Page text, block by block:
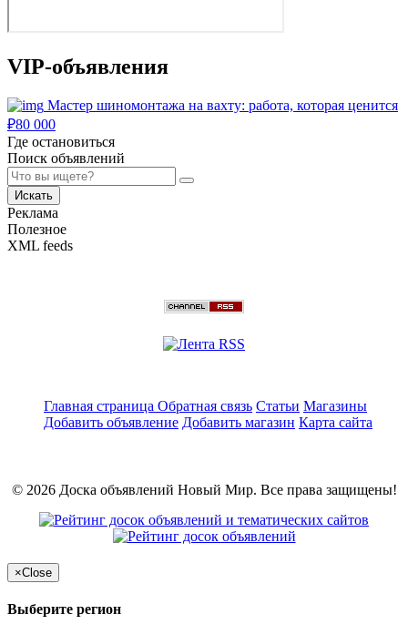
VIP-объявления
Мастер шиномонтажа на вахту: работа, которая ценится
₽80 000
Где остановиться
Поиск объявлений
Искать
Реклама
Полезное
XML feeds
Главная страница Обратная связь Статьи Магазины
Добавить объявление Добавить магазин Карта сайта
© 2026 Доска объявлений Новый Мир. Все права защищены!
×Close
Выберите регион